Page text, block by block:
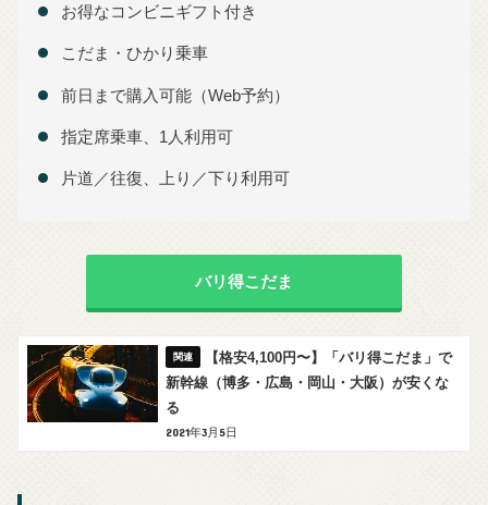
お得なコンビニギフト付き
こだま・ひかり乗車
前日まで購入可能（Web予約）
指定席乗車、1人利用可
片道／往復、上り／下り利用可
バリ得こだま
【格安4,100円〜】「バリ得こだま」で
新幹線（博多・広島・岡山・大阪）が安くな
る
2021年3月5日